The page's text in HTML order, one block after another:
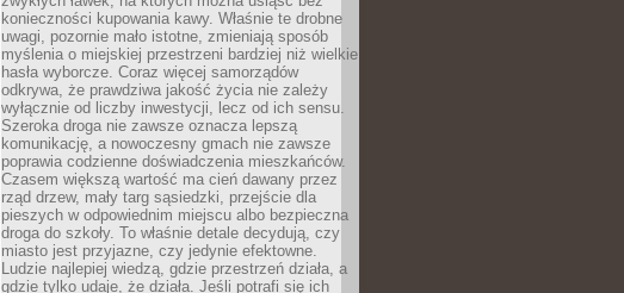
konieczności kupowania kawy. Właśnie te drobne
uwagi, pozornie mało istotne, zmieniają sposób
myślenia o miejskiej przestrzeni bardziej niż wielkie
hasła wyborcze. Coraz więcej samorządów
odkrywa, że prawdziwa jakość życia nie zależy
wyłącznie od liczby inwestycji, lecz od ich sensu.
Szeroka droga nie zawsze oznacza lepszą
komunikację, a nowoczesny gmach nie zawsze
poprawia codzienne doświadczenia mieszkańców.
Czasem większą wartość ma cień dawany przez
rząd drzew, mały targ sąsiedzki, przejście dla
pieszych w odpowiednim miejscu albo bezpieczna
droga do szkoły. To właśnie detale decydują, czy
miasto jest przyjazne, czy jedynie efektowne.
Ludzie najlepiej wiedzą, gdzie przestrzeń działa, a
gdzie tylko udaje, że działa. Jeśli potrafi się ich